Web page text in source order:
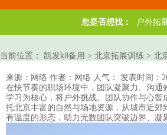
您是否想找： 户外拓
当前位置： 凯发k8备用 > 北京拓展训练 > 北
来源：网络 作者：网络 人气： 发表时间：
在快节奏的职场环境中， 团队凝聚力 、沟通
学习为核心，将户外挑战、团队协作与心智
托北京丰富的自然与场地资源，从城市近
有温度的形态，助力无数团队突破边界、凝